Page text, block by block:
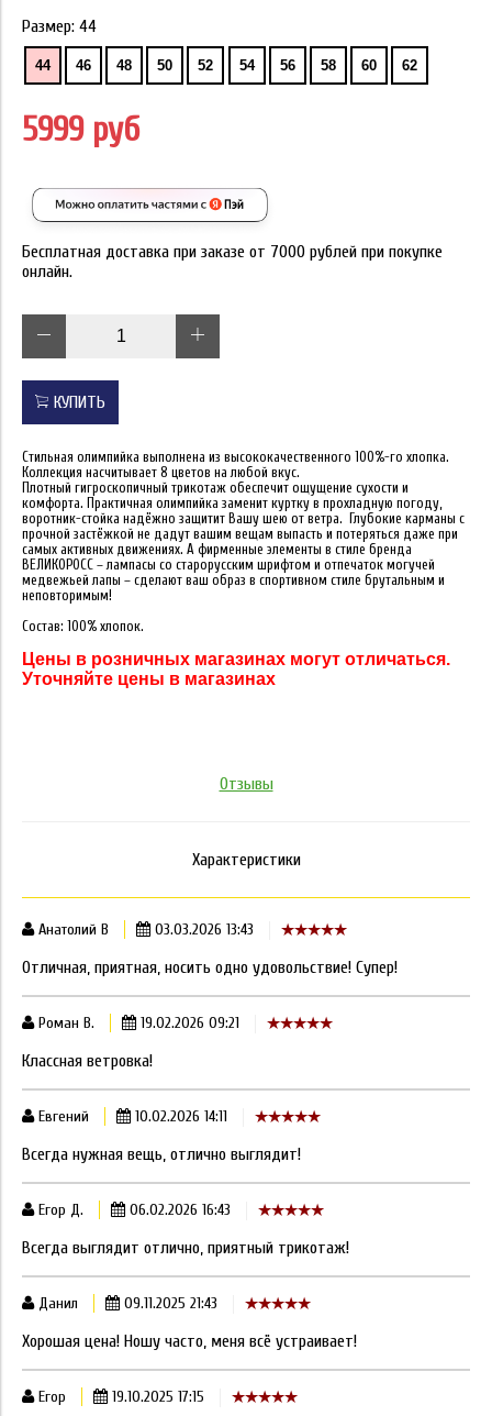
Размер: 44
44 46 48 50 52 54 56 58 60 62
5999 руб
Бесплатная доставка при заказе от 7000 рублей при покупке
онлайн.
КУПИТЬ
Стильная олимпийка выполнена из высококачественного 100%-го хлопка.
Коллекция насчитывает 8 цветов на любой вкус.
Плотный гигроскопичный трикотаж обеспечит ощущение сухости и
комфорта. Практичная олимпийка заменит куртку в прохладную погоду,
воротник-стойка надёжно защитит Вашу шею от ветра. Глубокие карманы с
прочной застёжкой не дадут вашим вещам выпасть и потеряться даже при
самых активных движениях. А фирменные элементы в стиле бренда
ВЕЛИКОРОСС – лампасы со старорусским шрифтом и отпечаток могучей
медвежьей лапы – сделают ваш образ в спортивном стиле брутальным и
неповторимым!
Состав: 100% хлопок.
Цены в розничных магазинах могут отличаться.
Уточняйте цены в магазинах
Отзывы
Характеристики
Анатолий В 03.03.2026 13:43
Отличная, приятная, носить одно удовольствие! Супер!
Роман В. 19.02.2026 09:21
Классная ветровка!
Евгений 10.02.2026 14:11
Всегда нужная вещь, отлично выглядит!
Егор Д. 06.02.2026 16:43
Всегда выглядит отлично, приятный трикотаж!
Данил 09.11.2025 21:43
Хорошая цена! Ношу часто, меня всё устраивает!
Егор 19.10.2025 17:15